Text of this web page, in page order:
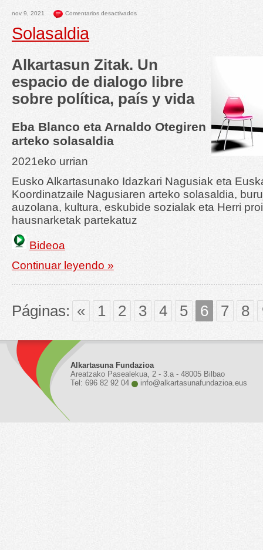
nov 9, 2021 Comentarios desactivados
Solasaldia
Alkartasun Zitak. Un
espacio de dialogo libre
sobre política, país y vida
Eba Blanco eta Arnaldo Otegiren
arteko solasaldia
2021eko urrian
Eusko Alkartasunako Idazkari Nagusiak eta
Koordinatzaile Nagusiaren arteko solasaldia,
auzolana, kultura, eskubide sozialak eta Herri
hausnarketak partekatuz
Bideoa
Continuar leyendo »
Páginas: « 1 2 3 4 5 6 7 8
Alkartasuna Fundazioa
Areatzako Pasealekua, 2 - 3.a - 48005 Bilbao
Tel: 696 82 92 04
info@alkartasunafundazioa.eus